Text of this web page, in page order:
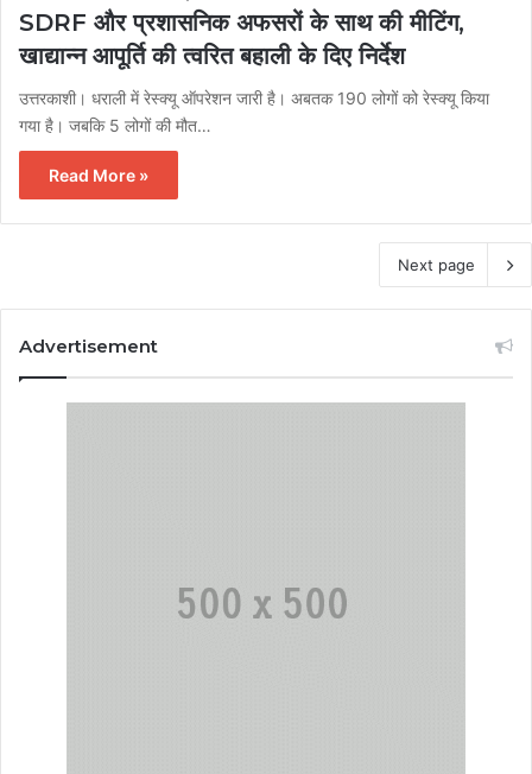
SDRF और प्रशासनिक अफसरों के साथ की मीटिंग,
खाद्यान्न आपूर्ति की त्वरित बहाली के दिए निर्देश
उत्तरकाशी। धराली में रेस्क्यू ऑपरेशन जारी है। अबतक 190 लोगों को रेस्क्यू किया
गया है। जबकि 5 लोगों की मौत…
Read More »
Next page
Advertisement